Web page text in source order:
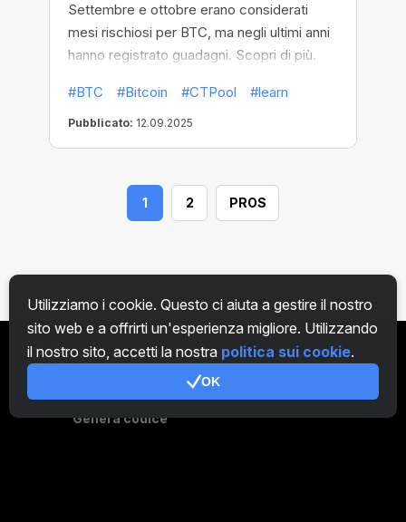
Settembre e ottobre erano considerati
mesi rischiosi per BTC, ma negli ultimi anni
hanno registrato guadagni. Scopri di più.
#BTC #Bitcoin #CTPool #learn
Pubblicato: 12.09.2025
1 2 PROS
Utilizziamo i cookie. Questo ci aiuta a gestire il nostro
sito web e a offrirti un'esperienza migliore. Utilizzando
il nostro sito, accetti la nostra politica sui cookie.
OK
Genera codice
IT